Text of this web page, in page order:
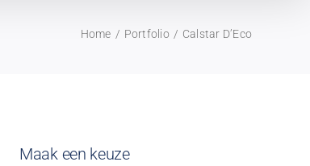
Home Portfolio Calstar D’Eco
Maak een keuze